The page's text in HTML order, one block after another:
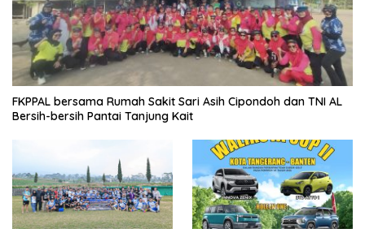
FKPPAL bersama Rumah Sakit Sari Asih Cipondoh dan TNI AL
Bersih-bersih Pantai Tanjung Kait